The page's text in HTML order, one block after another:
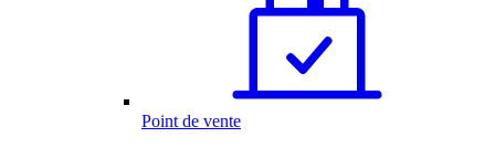
Point de vente